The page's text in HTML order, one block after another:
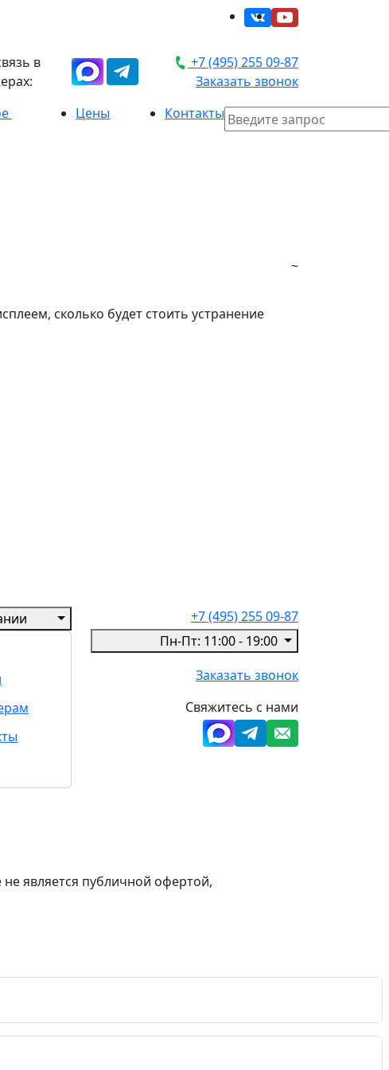
в
+7 (495) 255 09-87
Заказать звонок
Цены Контакты
~
сколько будет стоить устранение
+7 (495) 255 09-87
Пн-Пт: 11:00 - 19:00
Заказать звонок
Свяжитесь с нами
является публичной офертой,